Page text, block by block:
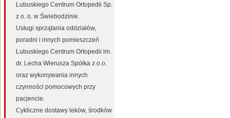
Lubuskiego Centrum Ortopedii Sp.
z o. o. w Świebodzinie.
Usługi sprzątania oddziałów,
poradni i innych pomieszczeń
Lubuskiego Centrum Ortopedii im.
dr. Lecha Wierusza Spółka z o.o.
oraz wykonywania innych
czynności pomocowych przy
pacjencie.
Cykliczne dostawy leków, środków